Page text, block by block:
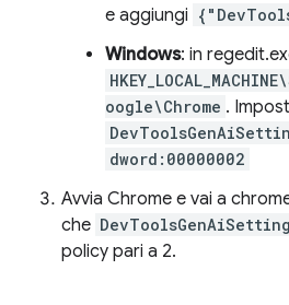
e aggiungi
Windows: in
oogle\Chrome .
dword:00000002
Avvia Chrome e vai a
che
policy pari a 2.